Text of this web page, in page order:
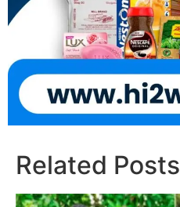
Related Posts